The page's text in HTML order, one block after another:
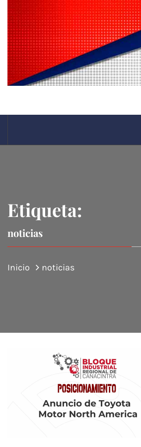
Saltar
contenido
Etiqueta:
noticias
Inicio noticias